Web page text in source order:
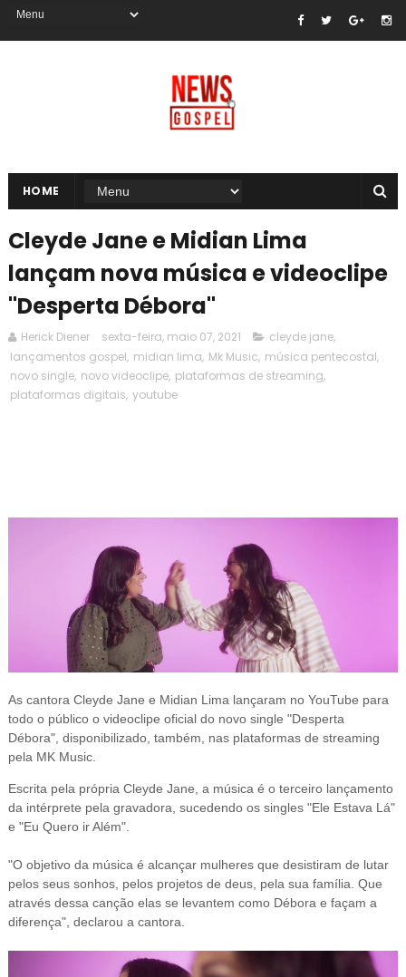
HOME
Cleyde Jane e Midian Lima
lançam nova música e videoclipe
"Desperta Débora"
Herick Diener sexta-feira, maio 07, 2021 cleyde jane,
lançamentos gospel, midian lima, Mk Music, música pentecostal,
novo single, novo videoclipe, plataformas de streaming,
plataformas digitais, youtube
As cantora Cleyde Jane e Midian Lima lançaram no YouTube para
todo o público o videoclipe oficial do novo single "Desperta
Débora", disponibilizado, também, nas plataformas de streaming
pela MK Music.
Escrita pela própria Cleyde Jane, a música é o terceiro lançamento
da intérprete pela gravadora, sucedendo os singles "Ele Estava Lá"
e "Eu Quero ir Além".
"O objetivo da música é alcançar mulheres que desistiram de lutar
pelos seus sonhos, pelos projetos de deus, pela sua família. Que
através dessa canção elas se levantem como Débora e façam a
diferença", declarou a cantora.